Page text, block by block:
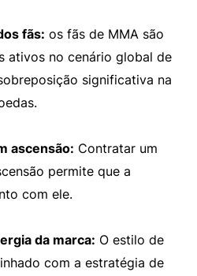
fãs: os fãs de MMA são
ativos no cenário global de
significativa na
ascensão: Contratar um
permite que a
com ele.
da marca: O estilo de
com a estratégia de